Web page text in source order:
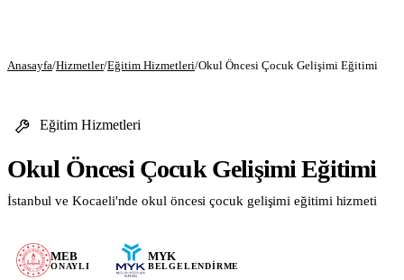
Sağlık Hizmetleri
Blog & Kaynaklar
Tüm Yazılar
Mevzuat & Yönetmelik
Anasayfa/Hizmetler/Eğitim Hizmetleri/Okul Öncesi Çocuk Gelişimi Eğitimi
Eğitim Hizmetleri
Okul Öncesi Çocuk Gelişimi Eğitimi
İstanbul ve Kocaeli'nde okul öncesi çocuk gelişimi eğitimi hizmeti
MEB
ONAYLI
MYK
BELGELENDIRME